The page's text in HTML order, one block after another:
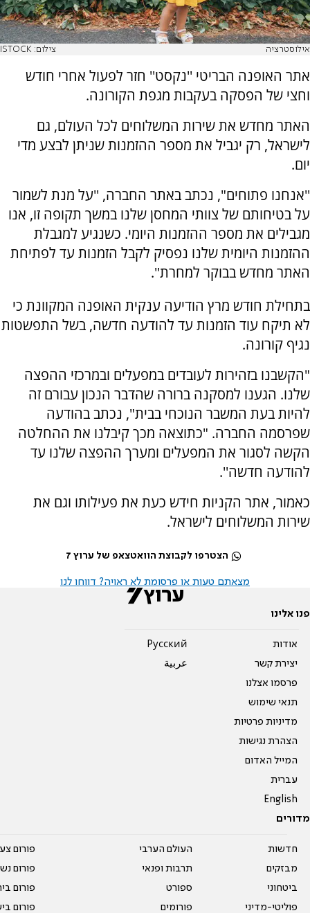
אילוסטרציה צילום: ISTOCK
אתר האופנה הבריטי ''נקסט'' חזר לפעול אחרי חודש
וחצי של הפסקה בעקבות מגפת הקורונה.
האתר מחדש את שירות המשלוחים לכל העולם, גם
לישראל, רק יגביל את מספר ההזמנות שניתן לבצע מדי
יום.
''אנחנו פתוחים", נכתב באתר החברה, ''על מנת לשמור
על בטיחותם של צוותי המחסן שלנו במשך תקופה זו, אנו
מגבילים את מספר ההזמנות היומי. כשנגיע למגבלת
ההזמנות היומית שלנו נפסיק לקבל הזמנות עד לפתיחת
האתר מחדש בבוקר למחרת''.
בתחילת חודש מרץ הודיעה ענקית האופנה המקוונת כי
לא תיקח עוד הזמנות עד להודעה חדשה, בשל התפשטות
נגיף קורונה.
"הקשבנו בזהירות לעובדים במפעלים ובמרכזי ההפצה
שלנו. הגענו למסקנה ברורה שהדבר הנכון עבורם זה
להיות בעת המשבר הנוכחי בבית", נכתב בהודעה
שפרסמה החברה. "כתוצאה מכך קיבלנו את ההחלטה
הקשה לסגור את המפעלים ומערך ההפצה שלנו עד
להודעה חדשה''.
כאמור, אתר הקניות חידש כעת את פעילותו וגם את
שירות המשלוחים לישראל.
הצטרפו לקבוצת הוואטצאפ של ערוץ 7
מצאתם טעות או פרסומת לא ראויה? דווחו לנו
פנו אלינו
אודות
יצירת קשר
פרסמו אצלנו
תנאי שימוש
מדיניות פרטיות
הצהרת נגישות
המייל האדום
עברית
English
Pусский
عربية
מדורים
חדשות
מבזקים
ביטחוני
פוליטי-מדיני
העולם הערבי
תרבות ופנאי
ספורט
פורומים
פורום
פורום
פורום
פורום